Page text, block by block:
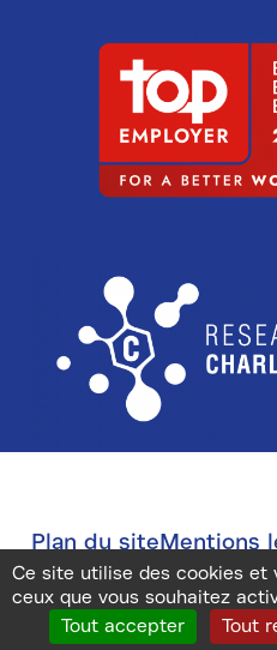
Sub-
footer
Plan du siteMentions
Gestion des cookies
Ce site utilise des cookies et
ceux que vous souhaitez
Tout accepter
Tout